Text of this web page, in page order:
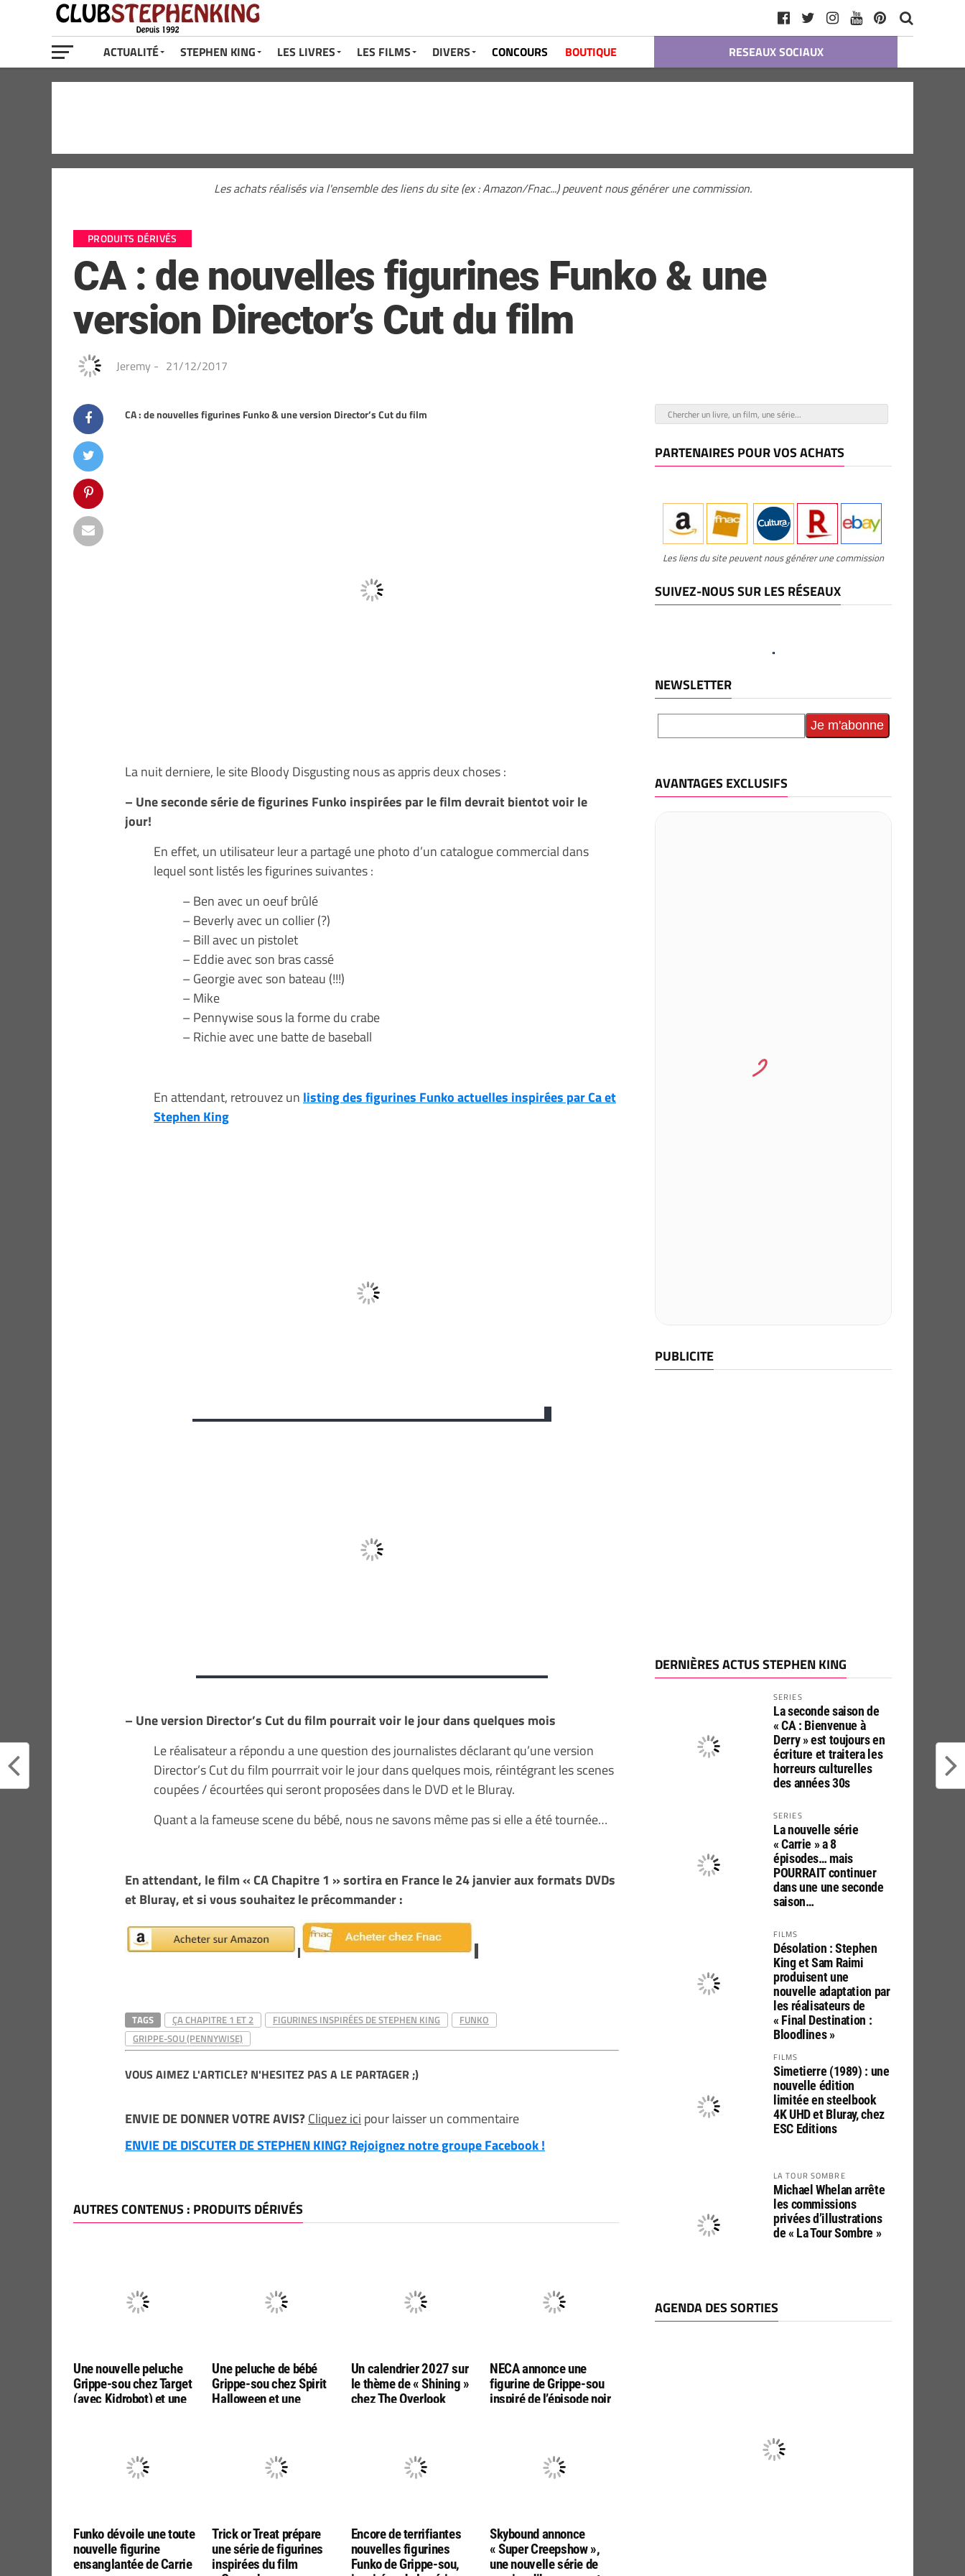
ACTUALITÉ STEPHEN KING LES LIVRES LES FILMS DIVERS CONCOURS BOUTIQUE RESEAUX SOCIAUX
Les achats réalisés via l'ensemble des liens du site (ex : Amazon/Fnac...) peuvent nous générer une commission.
PRODUITS DÉRIVÉS
CA : de nouvelles figurines Funko & une
version Director’s Cut du film
Jeremy - 21/12/2017
CA : de nouvelles figurines Funko & une version Director’s Cut du film
La nuit derniere, le site Bloody Disgusting nous as appris deux choses :
– Une seconde série de figurines Funko inspirées par le film devrait bientot voir le
jour!
En effet, un utilisateur leur a partagé une photo d’un catalogue commercial dans
lequel sont listés les figurines suivantes :
– Ben avec un oeuf brûlé
– Beverly avec un collier (?)
– Bill avec un pistolet
– Eddie avec son bras cassé
– Georgie avec son bateau (!!!)
– Mike
– Pennywise sous la forme du crabe
– Richie avec une batte de baseball
En attendant, retrouvez un listing des figurines Funko actuelles inspirées par Ca et
Stephen King
– Une version Director’s Cut du film pourrait voir le jour dans quelques mois
Le réalisateur a répondu a une question des journalistes déclarant qu’une version
Director’s Cut du film pourrrait voir le jour dans quelques mois, réintégrant les scenes
coupées / écourtées qui seront proposées dans le DVD et le Bluray.
Quant a la fameuse scene du bébé, nous ne savons même pas si elle a été tournée…
En attendant, le film « CA Chapitre 1 » sortira en France le 24 janvier aux formats DVDs
et Bluray, et si vous souhaitez le précommander :
TAGS ÇA CHAPITRE 1 ET 2 FIGURINES INSPIRÉES DE STEPHEN KING
FUNKO
GRIPPE-SOU (PENNYWISE)
VOUS AIMEZ L'ARTICLE? N'HESITEZ PAS A LE PARTAGER ;)
ENVIE DE DONNER VOTRE AVIS?Cliquez ici pour laisser un commentaire
ENVIE DE DISCUTER DE STEPHEN KING? Rejoignez notre groupe Facebook !
AUTRES CONTENUS : PRODUITS DÉRIVÉS
Une nouvelle peluche
Grippe-sou chez Target
(avec Kidrobot) et une
Une peluche de bébé
Grippe-sou chez Spirit
Halloween et une
Un calendrier 2027 sur
le thème de « Shining »
chez The Overlook
NECA annonce une
figurine de Grippe-sou
inspiré de l’épisode noir
Funko dévoile une toute
nouvelle figurine
ensanglantée de Carrie
Trick or Treat prépare
une série de figurines
inspirées du film
Encore de terrifiantes
nouvelles figurines
Funko de Grippe-sou,
Skybound annonce
« Super Creepshow »,
une nouvelle série de
PARTENAIRES POUR VOS ACHATS
Les liens du site peuvent nous générer une commission
SUIVEZ-NOUS SUR LES RÉSEAUX
NEWSLETTER
AVANTAGES EXCLUSIFS
PUBLICITE
DERNIÈRES ACTUS STEPHEN KING
SERIES
La seconde saison de
« CA : Bienvenue à
Derry » est toujours en
écriture et traitera les
horreurs culturelles
des années 30s
SERIES
La nouvelle série
« Carrie » a 8
épisodes… mais
POURRAIT continuer
dans une une seconde
saison…
FILMS
Désolation : Stephen
King et Sam Raimi
produisent une
nouvelle adaptation par
les réalisateurs de
« Final Destination :
Bloodlines »
FILMS
Simetierre (1989) : une
nouvelle édition
limitée en steelbook
4K UHD et Bluray, chez
ESC Editions
LA TOUR SOMBRE
Michael Whelan arrête
les commissions
privées d’illustrations
de « La Tour Sombre »
AGENDA DES SORTIES